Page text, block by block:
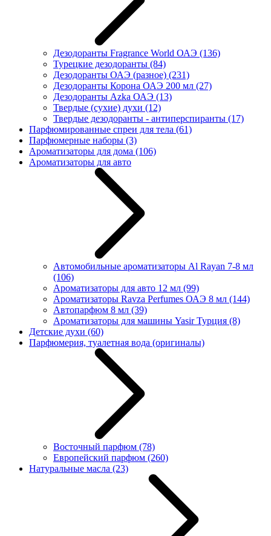
Дезодоранты Fragrance World ОАЭ (136)
Турецкие дезодоранты (84)
Дезодоранты ОАЭ (разное) (231)
Дезодоранты Корона ОАЭ 200 мл (27)
Дезодоранты Azka ОАЭ (13)
Твердые (сухие) духи (12)
Твердые дезодоранты - антиперспиранты (17)
Парфюмированные спреи для тела (61)
Парфюмерные наборы (3)
Ароматизаторы для дома (106)
Ароматизаторы для авто
Автомобильные ароматизаторы Al Rayan 7-8 мл
(106)
Ароматизаторы для авто 12 мл (99)
Ароматизаторы Ravza Perfumes ОАЭ 8 мл (144)
Автопарфюм 8 мл (39)
Ароматизаторы для машины Yasir Турция (8)
Детские духи (60)
Парфюмерия, туалетная вода (оригиналы)
Восточный парфюм (78)
Европейский парфюм (260)
Натуральные масла (23)